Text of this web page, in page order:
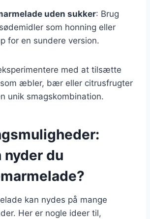
uden sukker: Brug
som honning eller
for en sundere version.
med at tilsætte
æbler, bær eller citrusfrugter
unik smagskombination.
nyder du
kan nydes på mange
Her er nogle ideer til,